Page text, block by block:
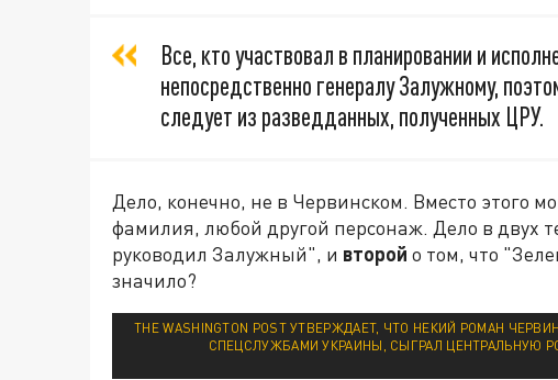
Все, кто участвовал в планировании и
непосредственно генералу Залужному,
следует из разведданных, полученных ЦРУ.
Дело, конечно, не в Червинском. Вместо этого
фамилия, любой другой персонаж. Дело в двух
руководил Залужный", и второй о том, что
значило?
THE WASHINGTON POST УТВЕРЖДАЕТ, ЧТО НЕКИЙ РОМАН
СПЕЦСЛУЖБАМИ УКРАИНЫ, СЫГРАЛ ЦЕНТРАЛЬНУЮ